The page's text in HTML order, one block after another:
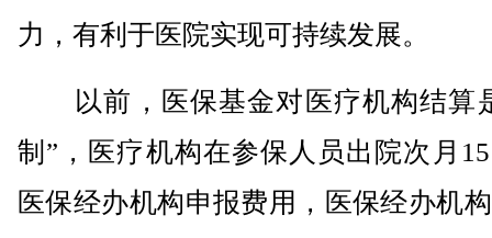
力，有利于医院实现可持续发展。
以前，医保基金对医疗机构结算
制”，医疗机构在参保人员出院次月
医保经办机构申报费用，医保经办机